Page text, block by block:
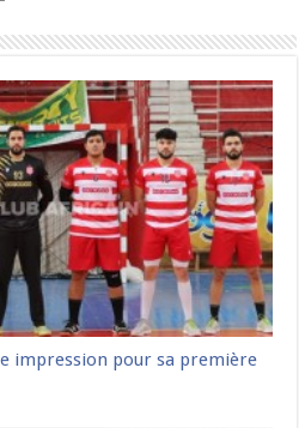
impression pour sa première